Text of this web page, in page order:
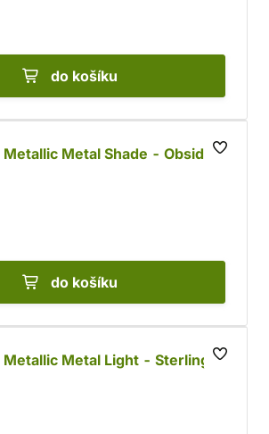
do košíku
Metallic Metal Shade - Obsidian
do košíku
Metal Light - Sterling